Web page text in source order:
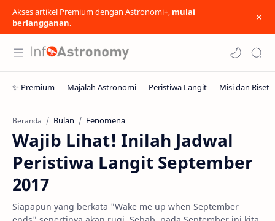
Akses artikel Premium dengan Astronomi+, mulai
berlangganan.
Beranda Bulan Fenomena
Wajib Lihat! Inilah Jadwal
Peristiwa Langit September
2017
Siapapun yang berkata "Wake me up when September